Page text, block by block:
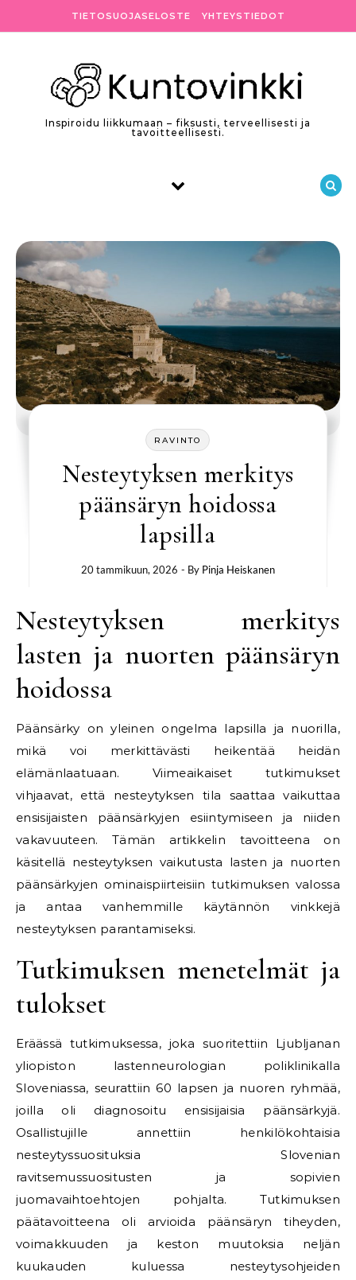
TIETOSUOJASELOSTE YHTEYSTIEDOT
Inspiroidu liikkumaan – fiksusti, terveellisesti ja
tavoitteellisesti.
RAVINTO
Nesteytyksen merkitys
päänsäryn hoidossa
lapsilla
20 tammikuun, 2026 - By Pinja Heiskanen
Nesteytyksen merkitys
lasten ja nuorten päänsäryn
hoidossa
Päänsärky on yleinen ongelma lapsilla ja nuorilla,
mikä voi merkittävästi heikentää heidän
elämänlaatuaan. Viimeaikaiset tutkimukset
vihjaavat, että nesteytyksen tila saattaa vaikuttaa
ensisijaisten päänsärkyjen esiintymiseen ja niiden
vakavuuteen. Tämän artikkelin tavoitteena on
käsitellä nesteytyksen vaikutusta lasten ja nuorten
päänsärkyjen ominaispiirteisiin tutkimuksen valossa
ja antaa vanhemmille käytännön vinkkejä
nesteytyksen parantamiseksi.
Tutkimuksen menetelmät ja
tulokset
Eräässä tutkimuksessa, joka suoritettiin Ljubljanan
yliopiston lastenneurologian poliklinikalla
Sloveniassa, seurattiin 60 lapsen ja nuoren ryhmää,
joilla oli diagnosoitu ensisijaisia päänsärkyjä.
Osallistujille annettiin henkilökohtaisia
nesteytyssuosituksia Slovenian
ravitsemussuositusten ja sopivien
juomavaihtoehtojen pohjalta. Tutkimuksen
päätavoitteena oli arvioida päänsäryn tiheyden,
voimakkuuden ja keston muutoksia neljän
kuukauden kuluessa nesteytysohjeiden